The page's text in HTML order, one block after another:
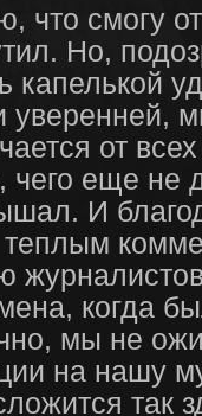
что смогу
Но,
капелькой
уверенней,
от
чего еще не
И
когда
мы не
на нашу
так